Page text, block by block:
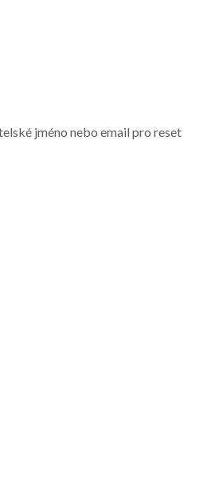
jméno nebo email pro reset